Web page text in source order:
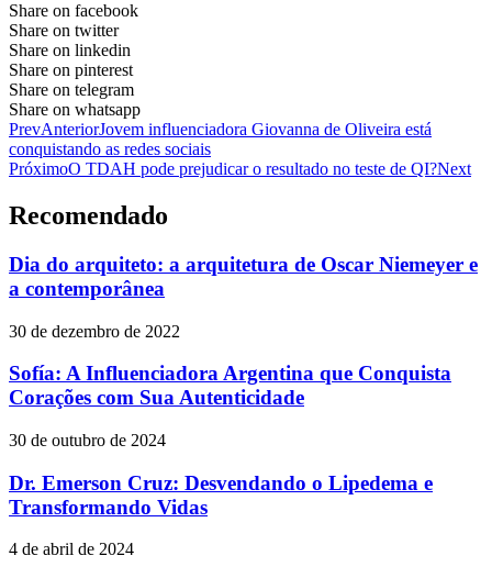
Share on facebook
Share on twitter
Share on linkedin
Share on pinterest
Share on telegram
Share on whatsapp
PrevAnteriorJovem influenciadora Giovanna de Oliveira está
conquistando as redes sociais
PróximoO TDAH pode prejudicar o resultado no teste de QI?Next
Recomendado
Dia do arquiteto: a arquitetura de Oscar Niemeyer e
a contemporânea
30 de dezembro de 2022
Sofía: A Influenciadora Argentina que Conquista
Corações com Sua Autenticidade
30 de outubro de 2024
Dr. Emerson Cruz: Desvendando o Lipedema e
Transformando Vidas
4 de abril de 2024